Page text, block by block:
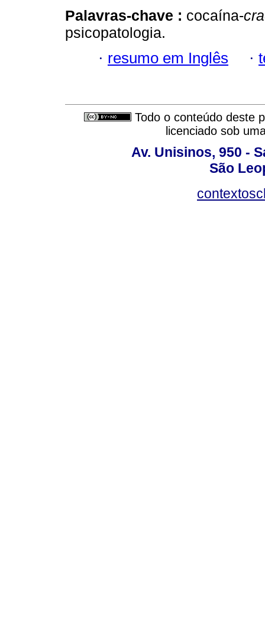
Palavras-chave : cocaína-
psicopatologia.
· resumo em Inglês ·
Todo o conteúdo deste
licenciado sob
Av. Unisinos, 950 -
São